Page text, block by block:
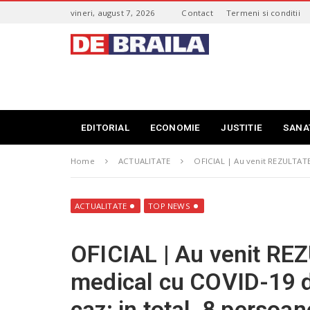
c
vineri, august 7, 2026 Contact Termeni si conditii
t
B
l
r
a
i
l
a
EDITORIAL ECONOMIE JUSTITIE
Home ACTUALITATE OFICIAL | Au venit
ACTUALITATE TOP NEWS
OFICIAL | Au venit
medical cu COVID-19